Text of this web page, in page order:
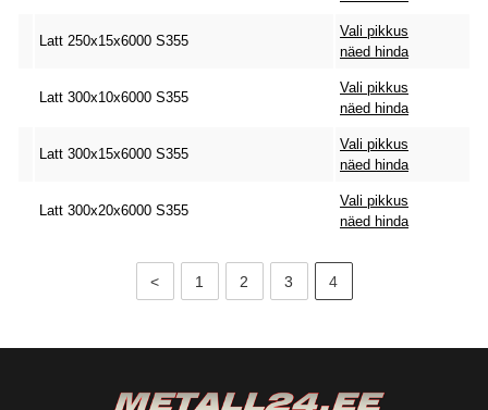
Latt 250x15x6000 S355
Vali pikkus
näed hinda
Latt 300x10x6000 S355
Vali pikkus
näed hinda
Latt 300x15x6000 S355
Vali pikkus
näed hinda
Latt 300x20x6000 S355
Vali pikkus
näed hinda
< 1 2 3 4